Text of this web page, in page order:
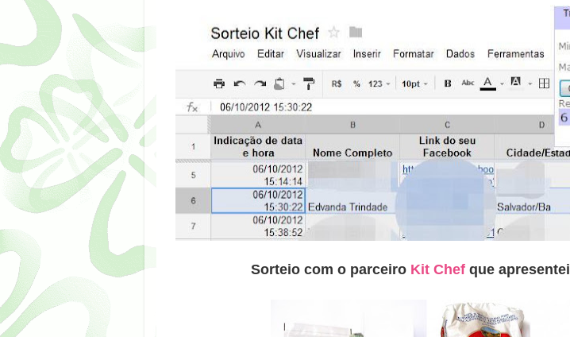
Sorteio com o parceiro Kit Chefque apresentei